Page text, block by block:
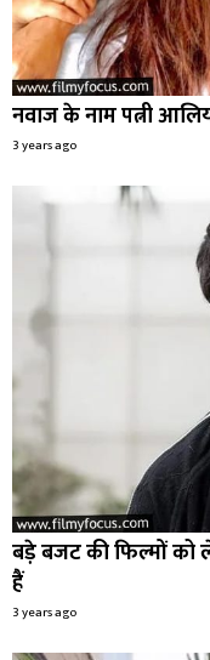
नवाज के नाम पत्नी
3 years ago
बड़े बजट की फिल्मों को
हैं
3 years ago